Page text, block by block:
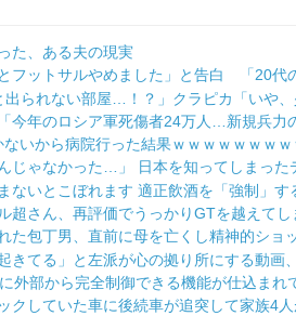
た、ある夫の現実
フットサルやめました」と告白 「20代
られない部屋…！？」クラピカ「いや、
今年のロシア軍死傷者24万人…新規兵力
ないから病院行った結果ｗｗｗｗｗｗｗｗ
じゃなかった…」 日本を知ってしまった
ないとこぼれます 適正飲酒を「強制」す
超さん、再評価でうっかりGTを越えてし
た包丁男、直前に母を亡くし精神的ショ
きてる」と左派が心の拠り所にする動画
外部から完全制御できる機能が仕込まれ
クしていた車に後続車が追突して家族4人